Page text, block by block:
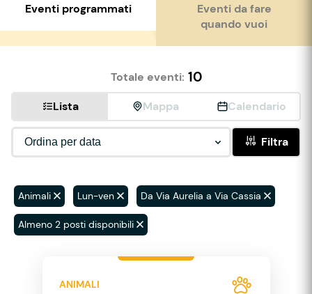
Eventi programmati
Eventi da fare
quando vuoi
Totale eventi: 10
Lista Mappa Calendario
Filtra
Animali Lun-ven Da Via Aurelia a Via Cassia
Almeno 2 posti disponibili
ANIMALI